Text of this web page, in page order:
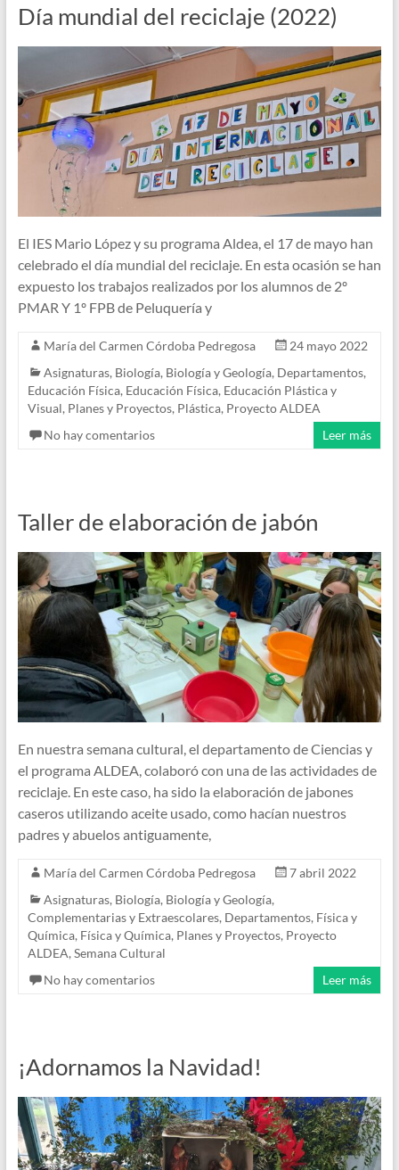
Día mundial del reciclaje (2022)
El IES Mario López y su programa Aldea, el 17 de mayo han
celebrado el día mundial del reciclaje. En esta ocasión se han
expuesto los trabajos realizados por los alumnos de 2º
PMAR Y 1º FPB de Peluquería y
María del Carmen Córdoba Pedregosa
24 mayo 2022
Asignaturas, Biología, Biología y Geología, Departamentos,
Educación Física, Educación Física, Educación Plástica y
Visual, Planes y Proyectos, Plástica, Proyecto ALDEA
No hay comentarios
Leer más
Taller de elaboración de jabón
En nuestra semana cultural, el departamento de Ciencias y
el programa ALDEA, colaboró con una de las actividades de
reciclaje. En este caso, ha sido la elaboración de jabones
caseros utilizando aceite usado, como hacían nuestros
padres y abuelos antiguamente,
María del Carmen Córdoba Pedregosa
7 abril 2022
Asignaturas, Biología, Biología y Geología,
Complementarias y Extraescolares, Departamentos, Física y
Química, Física y Química, Planes y Proyectos, Proyecto
ALDEA, Semana Cultural
No hay comentarios
Leer más
¡Adornamos la Navidad!